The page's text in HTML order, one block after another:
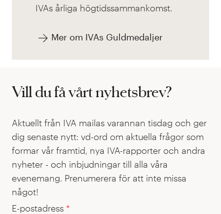
IVAs årliga högtidssammankomst.
Mer om IVAs Guldmedaljer
Vill du få vårt nyhetsbrev?
Aktuellt från IVA mailas varannan tisdag och ger
dig senaste nytt: vd-ord om aktuella frågor som
formar vår framtid, nya IVA-rapporter och andra
nyheter - och inbjudningar till alla våra
evenemang. Prenumerera för att inte missa
något!
E-postadress *